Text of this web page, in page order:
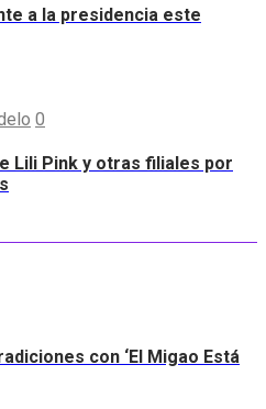
a la presidencia este
0
Lili Pink y otras filiales por
con ‘El Migao Está